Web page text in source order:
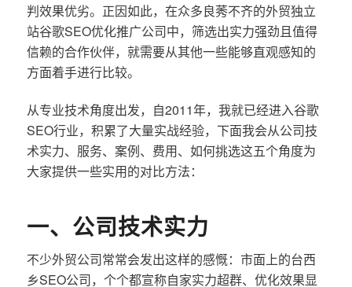
判效果优劣。正因如此，在众多良莠不齐的外贸独立
站谷歌SEO优化推广公司中，筛选出实力强劲且值得
信赖的合作伙伴，就需要从其他一些能够直观感知的
方面着手进行比较。
从专业技术角度出发，自2011年，我就已经进入谷歌
SEO行业，积累了大量实战经验，下面我会从公司技
术实力、服务、案例、费用、如何挑选这五个角度为
大家提供一些实用的对比方法：
一、公司技术实力
不少外贸公司常常会发出这样的感慨：市面上的台西
乡SEO公司，个个都宣称自家实力超群、优化效果显